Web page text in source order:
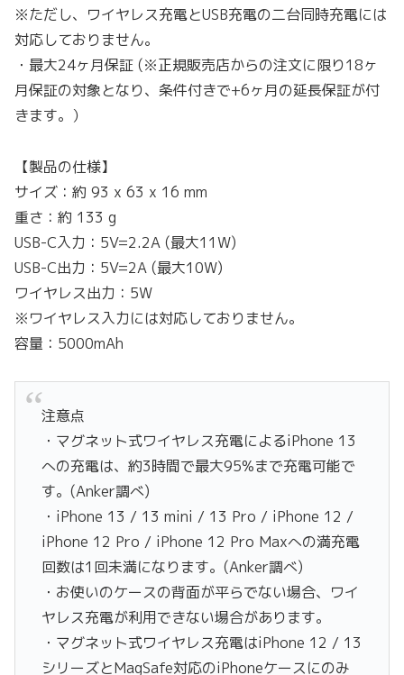
※ただし、ワイヤレス充電とUSB充電の二台同時充電には
対応しておりません。
・最大24ヶ月保証 (※正規販売店からの注文に限り18ヶ
月保証の対象となり、条件付きで+6ヶ月の延長保証が付
きます。）
【製品の仕様】
サイズ：約 93 x 63 x 16 mm
重さ：約 133 g
USB-C入力：5V=2.2A (最大11W)
USB-C出力：5V=2A (最大10W)
ワイヤレス出力：5W
※ワイヤレス入力には対応しておりません。
容量：5000mAh
注意点
・マグネット式ワイヤレス充電によるiPhone 13
への充電は、約3時間で最大95%まで充電可能で
す。(Anker調べ)
・iPhone 13 / 13 mini / 13 Pro / iPhone 12 /
iPhone 12 Pro / iPhone 12 Pro Maxへの満充電
回数は1回未満になります。(Anker調べ)
・お使いのケースの背面が平らでない場合、ワイ
ヤレス充電が利用できない場合があります。
・マグネット式ワイヤレス充電はiPhone 12 / 13
シリーズとMagSafe対応のiPhoneケースにのみ